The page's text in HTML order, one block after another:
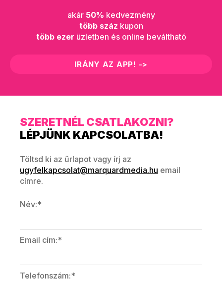
akár 50% kedvezmény
több száz kupon
több ezer üzletben és online beváltható
IRÁNY AZ APP! ->
SZERETNÉL CSATLAKOZNI?
LÉPJÜNK KAPCSOLATBA!
Töltsd ki az űrlapot vagy írj az
ugyfelkapcsolat@marquardmedia.hu email
címre.
Név:*
Email cím:*
Telefonszám:*